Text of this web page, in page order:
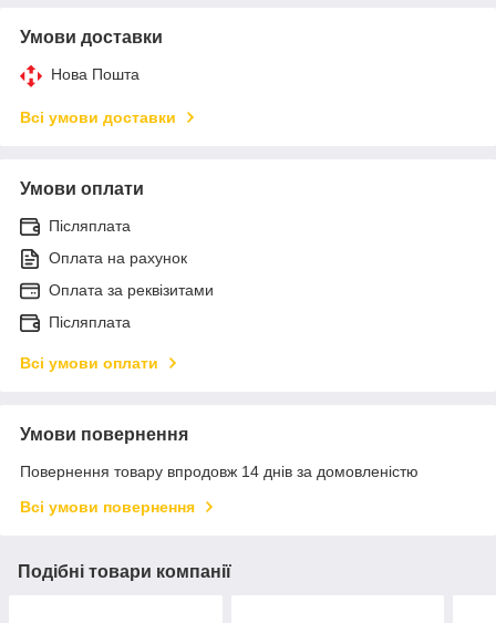
Умови доставки
Нова Пошта
Всі умови доставки
Умови оплати
Післяплата
Оплата на рахунок
Оплата за реквізитами
Післяплата
Всі умови оплати
Умови повернення
Повернення товару впродовж 14 днів за домовленістю
Всі умови повернення
Подібні товари компанії